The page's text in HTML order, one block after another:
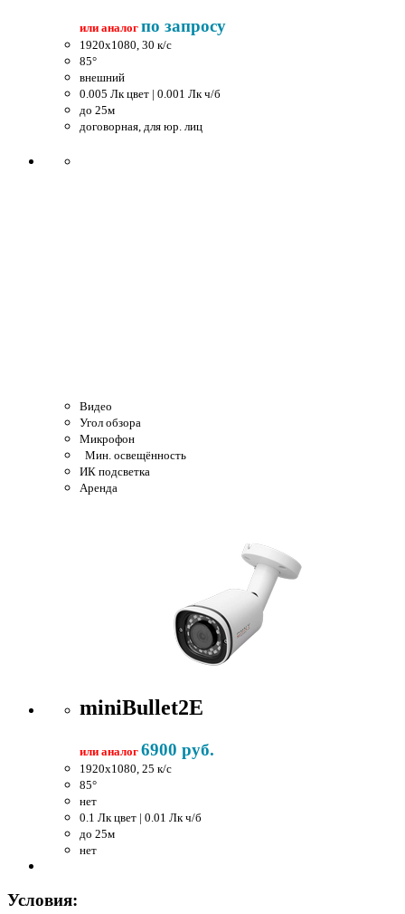
или аналог по запросу
1920x1080, 30 к/c
85°
внешний
0.005 Лк цвет | 0.001 Лк ч/б
до 25м
договорная, для юр. лиц
Видео
Угол обзора
Микрофон
Мин. освещённость
ИК подсветка
Аренда
miniBullet2E
или аналог 6900 руб.
1920x1080, 25 к/c
85°
нет
0.1 Лк цвет | 0.01 Лк ч/б
до 25м
нет
Условия: